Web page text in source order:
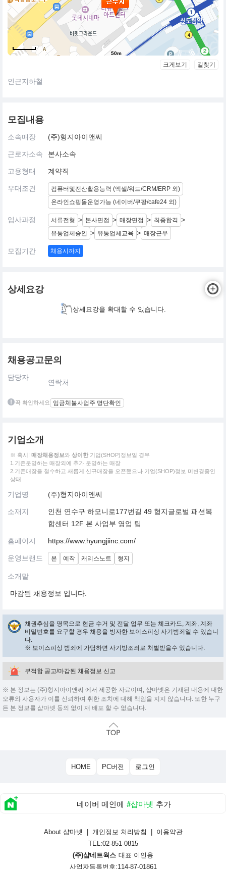
50m
크게보기 길찾기
인근지하철
모집내용
소속매장 (주)형지아이앤씨
근로자소속 본사소속
고용형태 계약직
우대조건
컴퓨터및전산활용능력 (엑셀/워드/CRM/ERP 외)
온라인쇼핑몰운영가능 (네이버/쿠팡/cafe24 외)
입사과정 서류전형 > 본사면접 > 매장면접 > 최종합격 >
유통업체승인 > 유통업체교육 > 매장근무
모집기간 채용시까지
상세요강
상세요강을 확대할 수 있습니다.
채용공고문의
담당자
연락처
꼭 확인하세요 임금체불사업주 명단확인
기업소개
※ 혹시! 매장채용정보와 상이한 기업(SHOP)정보일 경우
1.기존운영하는 매장외에 추가 운영하는 매장
2.기존매장을 철수하고 새롭게 신규매장을 오픈했으나 기업(SHOP)정보 미변경중인
상태
기업명 (주)형지아이앤씨
소재지
인천 연수구 하모니로177번길 49 형지글로벌 패션복
합센터 12F 본 사업부 영업 팀
홈페이지 https://www.hyungjiinc.com/
운영브랜드 본 예작 캐리스노트 형지
소개말
마감된 채용정보 입니다.
채권추심을 명목으로 현금 수거 및 전달 업무 또는 체크카드, 계좌, 계좌
비밀번호를 요구할 경우 채용을 빙자한 보이스피싱 사기범죄일 수 있습니
다.
※ 보이스피싱 범죄에 가담하면 사기방조죄로 처벌받을수 있습니다.
부적합 공고/마감된 채용정보 신고
※ 본 정보는 (주)형지아이앤씨 에서 제공한 자료이며, 샵마넷은 기재된 내용에 대한
오류와 사용자가 이를 신뢰하여 취한 조치에 대해 책임을 지지 않습니다. 또한 누구
든 본 정보를 샵마넷 동의 없이 재 배포 할 수 없습니다.
HOME PC버전 로그인
네이버 메인에 #샵마넷 추가
About 샵마넷 개인정보 처리방침
이용약관
TEL:02-851-0815
(주)샵네트웍스 대표 이인용
사업자등록번호:114-87-01861